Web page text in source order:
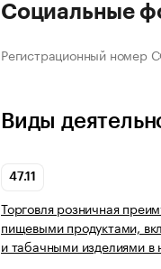
Социальные
Регистрационный номер
Виды
47.11
Торговля розничная
пищевыми продуктами,
и табачными изделиями в